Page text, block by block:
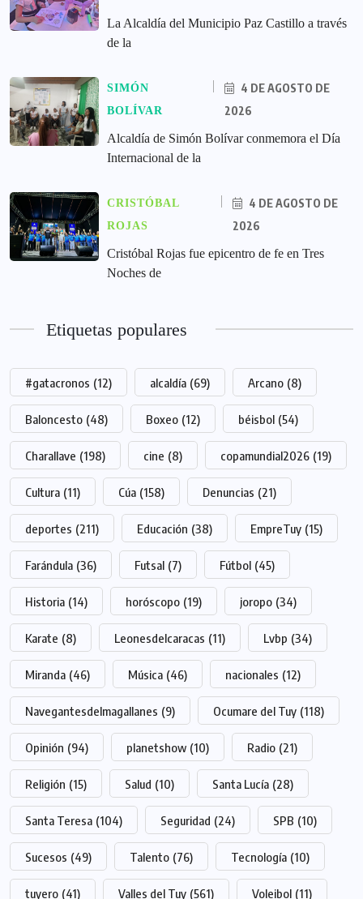
La Alcaldía del Municipio Paz Castillo a través
de la
SIMÓN
BOLÍVAR
4 DE AGOSTO DE
2026
Alcaldía de Simón Bolívar conmemora el Día
Internacional de la
CRISTÓBAL
ROJAS
4 DE AGOSTO DE
2026
Cristóbal Rojas fue epicentro de fe en Tres
Noches de
Etiquetas populares
#gatacronos (12) alcaldía (69) Arcano (8)
Baloncesto (48) Boxeo (12) béisbol (54)
Charallave (198) cine (8) copamundial2026 (19)
Cultura (11) Cúa (158) Denuncias (21)
deportes (211) Educación (38) EmpreTuy (15)
Farándula (36) Futsal (7) Fútbol (45)
Historia (14) horóscopo (19) joropo (34)
Karate (8) Leonesdelcaracas (11) Lvbp (34)
Miranda (46) Música (46) nacionales (12)
Navegantesdelmagallanes (9) Ocumare del Tuy (118)
Opinión (94) planetshow (10) Radio (21)
Religión (15) Salud (10) Santa Lucía (28)
Santa Teresa (104) Seguridad (24) SPB (10)
Sucesos (49) Talento (76) Tecnología (10)
tuyero (41) Valles del Tuy (561) Voleibol (11)